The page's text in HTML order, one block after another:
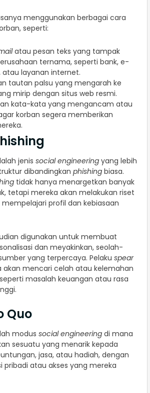
menggunakan berbagai cara
seperti:
atau pesan teks yang tampak
ternama, seperti bank, e-
layanan internet.
tautan palsu yang mengarah ke
mirip dengan situs web resmi.
kata-kata yang mengancam atau
korban segera memberikan
jenis social engineering yang lebih
dibandingkan phishing biasa.
tidak hanya menargetkan banyak
tetapi mereka akan melakukan riset
profil dan kebiasaan
digunakan untuk membuat
dan meyakinkan, seolah-
yang terpercaya. Pelaku spear
akan mencari celah atau kelemahan
masalah keuangan atau rasa
Quo
modus social engineering di mana
sesuatu yang menarik kepada
jasa, atau hadiah, dengan
pribadi atau akses yang mereka